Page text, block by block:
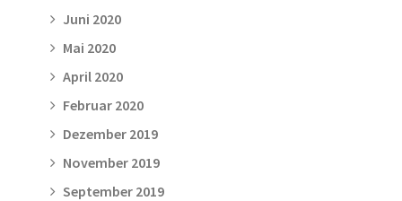
Juni 2020
Mai 2020
April 2020
Februar 2020
Dezember 2019
November 2019
September 2019